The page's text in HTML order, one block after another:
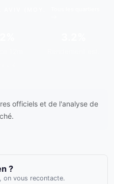
officiels et de l'analyse de
?
on vous recontacte.